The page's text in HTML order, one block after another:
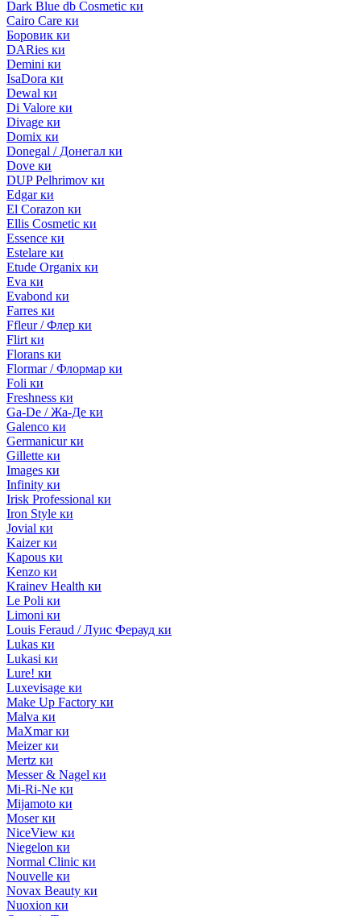
Dark Blue db Cosmetic ки
Cairo Care ки
Боровик ки
DARies ки
Demini ки
IsaDora ки
Dewal ки
Di Valore ки
Divage ки
Domix ки
Donegal / Донегал ки
Dove ки
DUP Pelhrimov ки
Edgar ки
El Corazon ки
Ellis Cosmetic ки
Essence ки
Estelare ки
Etude Organix ки
Eva ки
Evabond ки
Farres ки
Ffleur / Флер ки
Flirt ки
Florans ки
Flormar / Флормар ки
Foli ки
Freshness ки
Ga-De / Жа-Де ки
Galenco ки
Germanicur ки
Gillette ки
Images ки
Infinity ки
Irisk Professional ки
Iron Style ки
Jovial ки
Kaizer ки
Kapous ки
Kenzo ки
Krainev Health ки
Le Poli ки
Limoni ки
Louis Feraud / Луис Ферауд ки
Lukas ки
Lukasi ки
Lure! ки
Luxevisage ки
Make Up Factory ки
Malva ки
MaXmar ки
Meizer ки
Mertz ки
Messer & Nagel ки
Mi-Ri-Ne ки
Mijamoto ки
Moser ки
NiceView ки
Niegelon ки
Normal Clinic ки
Nouvelle ки
Novax Beauty ки
Nuoxion ки